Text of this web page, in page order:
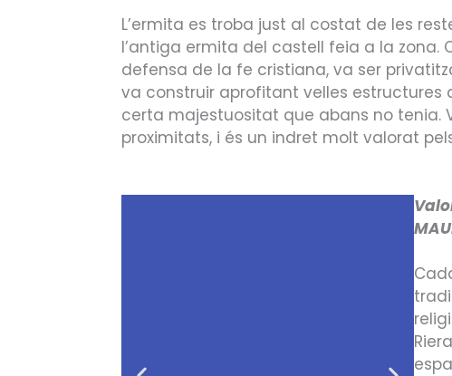
L’ermita es troba just al costat de les
l’antiga ermita del castell feia a la zona.
defensa de la fe cristiana, va ser
va construir aprofitant velles estructures
certa majestuositat que abans no tenia.
proximitats, i és un indret molt valorat